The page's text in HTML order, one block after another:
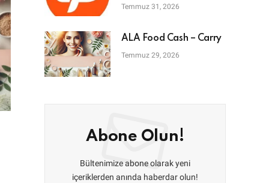
Temmuz 31, 2026
ALA Food Cash – Carry
Temmuz 29, 2026
Abone Olun!
Bültenimize abone olarak yeni
içeriklerden anında haberdar olun!